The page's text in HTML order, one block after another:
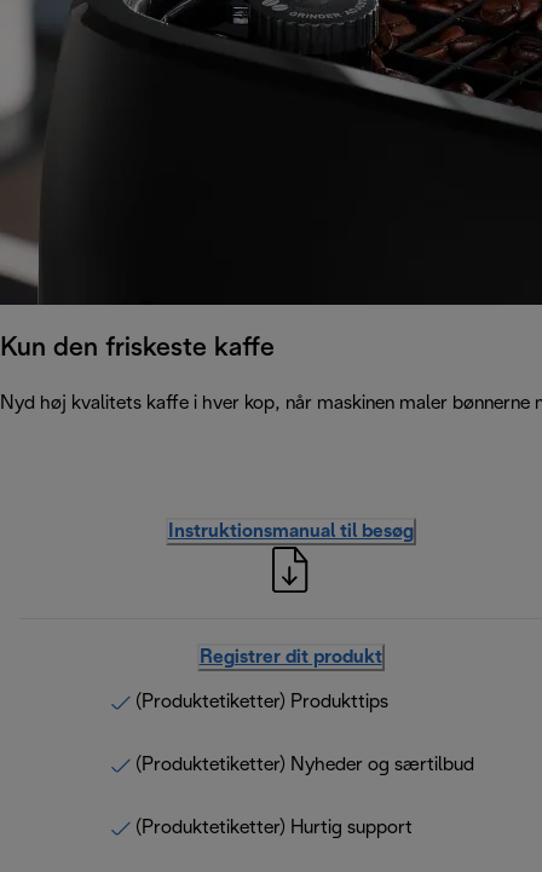
Kun den friskeste kaffe
Nyd høj kvalitets kaffe i hver kop, når maskinen maler bønnerne
Instruktionsmanual til besøg
Registrer dit produkt
(Produktetiketter) Produkttips
(Produktetiketter) Nyheder og særtilbud
(Produktetiketter) Hurtig support